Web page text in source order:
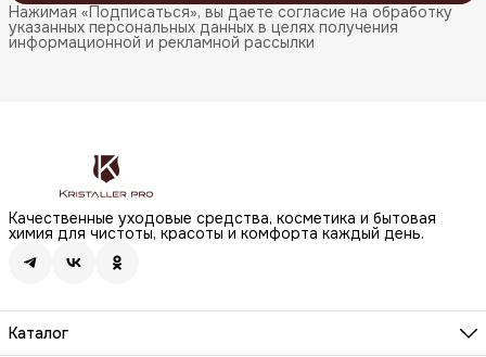
Нажимая «Подписаться», вы даете согласие на обработку
указанных персональных данных в целях получения
информационной и рекламной рассылки
Качественные уходовые средства, косметика и бытовая
химия для чистоты, красоты и комфорта каждый день.
Каталог